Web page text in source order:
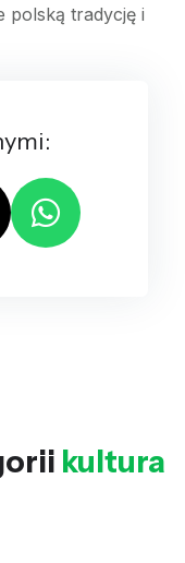
polską tradycję i
kultura